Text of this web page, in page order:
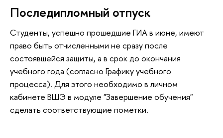
Последипломный отпуск
Студенты, успешно прошедшие ГИА в июне, имеют
право быть отчисленными не сразу после
состоявшейся защиты, а в срок до окончания
учебного года (согласно Графику учебного
процесса). Для этого необходимо в личном
кабинете ВШЭ в модуле "Завершение обучения"
сделать соответствующие пометки.